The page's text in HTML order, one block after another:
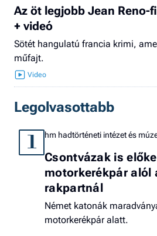
Az öt legjobb Jean Reno-
+ videó
Sötét hangulatú francia krimi,
műfajt.
Legolvasottabb
1 hm hadtörténeti intézet és
Csontvázak is
motorkerékpár alól
rakpartnál
Német katonák
motorkerékpár alatt.